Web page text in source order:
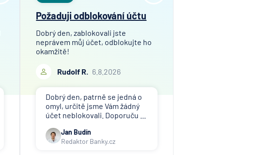
Požaduji odblokování účtu
Dobrý den, zablokovali jste
neprávem můj účet, odblokujte ho
okamžitě!
Rudolf R. 6.8.2026
Dobrý den, patrně se jedná o
omyl, určitě jsme Vám žádný
účet neblokovali. Doporuču ...
Jan Budín
Redaktor Banky.cz